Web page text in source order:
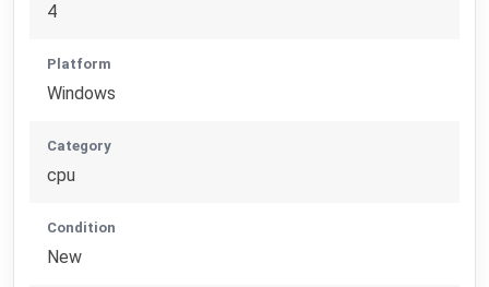
4
Platform
Windows
Category
cpu
Condition
New